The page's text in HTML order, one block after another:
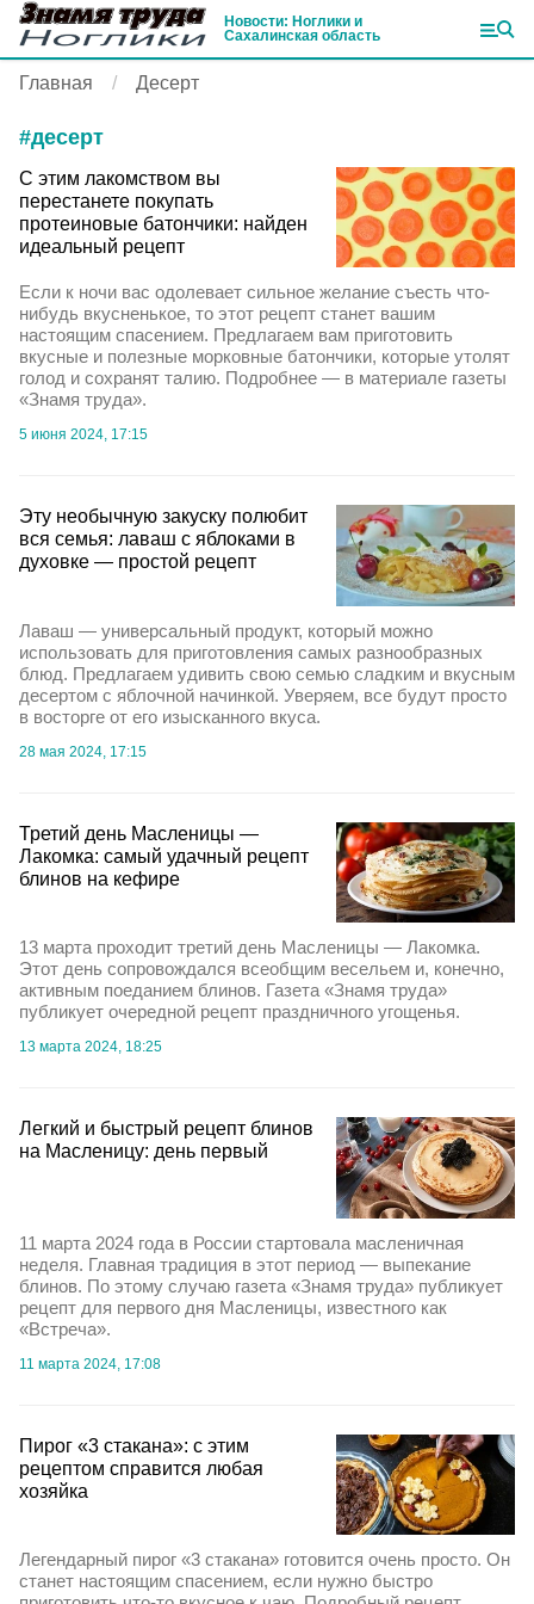
Новости: Ноглики и
Сахалинская область
Главная Десерт
#десерт
С этим лакомством вы
перестанете покупать
протеиновые батончики: найден
идеальный рецепт
Если к ночи вас одолевает сильное желание съесть что-
нибудь вкусненькое, то этот рецепт станет вашим
настоящим спасением. Предлагаем вам приготовить
вкусные и полезные морковные батончики, которые утолят
голод и сохранят талию. Подробнее — в материале газеты
«Знамя труда».
5 июня 2024, 17:15
Эту необычную закуску полюбит
вся семья: лаваш с яблоками в
духовке — простой рецепт
Лаваш — универсальный продукт, который можно
использовать для приготовления самых разнообразных
блюд. Предлагаем удивить свою семью сладким и вкусным
десертом с яблочной начинкой. Уверяем, все будут просто
в восторге от его изысканного вкуса.
28 мая 2024, 17:15
Третий день Масленицы —
Лакомка: самый удачный рецепт
блинов на кефире
13 марта проходит третий день Масленицы — Лакомка.
Этот день сопровождался всеобщим весельем и, конечно,
активным поеданием блинов. Газета «Знамя труда»
публикует очередной рецепт праздничного угощенья.
13 марта 2024, 18:25
Легкий и быстрый рецепт блинов
на Масленицу: день первый
11 марта 2024 года в России стартовала масленичная
неделя. Главная традиция в этот период — выпекание
блинов. По этому случаю газета «Знамя труда» публикует
рецепт для первого дня Масленицы, известного как
«Встреча».
11 марта 2024, 17:08
Пирог «3 стакана»: с этим
рецептом справится любая
хозяйка
Легендарный пирог «3 стакана» готовится очень просто. Он
станет настоящим спасением, если нужно быстро